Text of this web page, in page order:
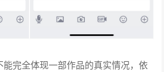
完全体现一部作品的真实情况，依